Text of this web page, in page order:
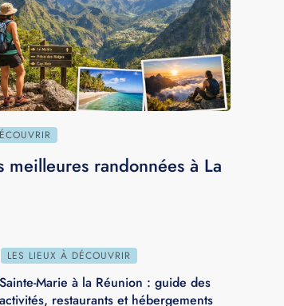
6 janvier 2023